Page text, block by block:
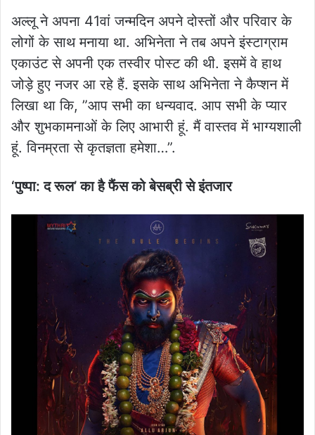
अल्लू ने अपना 41वां जन्मदिन अपने दोस्तों और परिवार के
लोगों के साथ मनाया था. अभिनेता ने तब अपने इंस्टाग्राम
एकाउंट से अपनी एक तस्वीर पोस्ट की थी. इसमें वे हाथ
जोड़े हुए नजर आ रहे हैं. इसके साथ अभिनेता ने कैप्शन में
लिखा था कि, ”आप सभी का धन्यवाद. आप सभी के प्यार
और शुभकामनाओं के लिए आभारी हूं. मैं वास्तव में भाग्यशाली
हूं. विनम्रता से कृतज्ञता हमेशा…”.
‘पुष्पा: द रूल’ का है फैंस को बेसब्री से इंतजार